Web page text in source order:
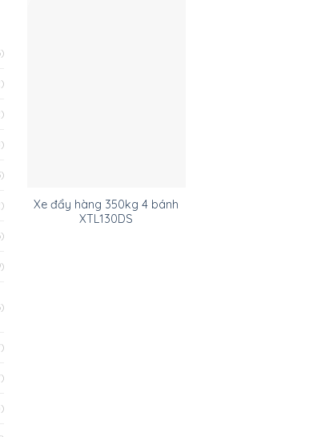
Xe đẩy hàng 350kg 4 bánh
XTL130DS